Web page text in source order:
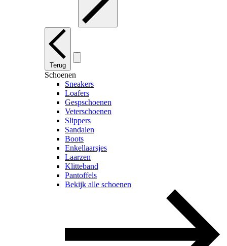
Terug
Schoenen
Sneakers
Loafers
Gespschoenen
Veterschoenen
Slippers
Sandalen
Boots
Enkellaarsjes
Laarzen
Klitteband
Pantoffels
Bekijk alle schoenen